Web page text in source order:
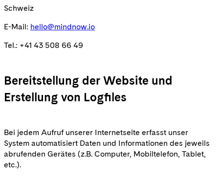
Schweiz
E-Mail: hello@mindnow.io
Tel.: +41 43 508 66 49
Bereitstellung der Website und
Erstellung von Logfiles
Bei jedem Aufruf unserer Internetseite erfasst unser
System automatisiert Daten und Informationen des jeweils
abrufenden Gerätes (z.B. Computer, Mobiltelefon, Tablet,
etc.).